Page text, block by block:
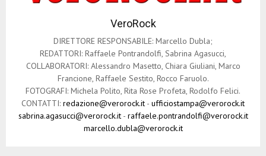
VeroRock
DIRETTORE RESPONSABILE: Marcello Dubla;
REDATTORI: Raffaele Pontrandolfi, Sabrina Agasucci,
COLLABORATORI: Alessandro Masetto, Chiara Giuliani, Marco
Francione, Raffaele Sestito, Rocco Faruolo.
FOTOGRAFI: Michela Polito, Rita Rose Profeta, Rodolfo Felici.
CONTATTI: redazione@verorock.it - ufficiostampa@verorock.it
sabrina.agasucci@verorock.it- raffaele.pontrandolfi@verorock.it
marcello.dubla@verorock.it